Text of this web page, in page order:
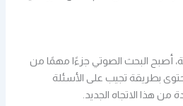
أصبح البحث الصوتي جزءًا مهمًا من
بطريقة تجيب على الأسئلة
هذا الاتجاه الجديد.